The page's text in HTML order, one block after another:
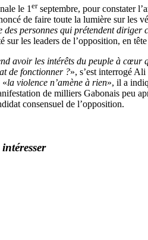
le 1 erseptembre, pour constater
de faire toute la lumière sur les
des personnes qui prétendent
sur les leaders de l’opposition, en
avoir les intérêts du peuple à
de fonctionner ?», s’est interrogé
«la violence n’amène à rien», il a
de milliers Gabonais peu
consensuel de l’opposition.